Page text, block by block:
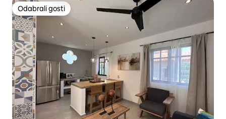
Odabrali gosti
Odabrali gosti